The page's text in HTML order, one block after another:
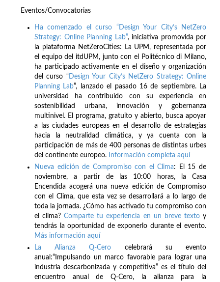
Eventos/Convocatorias
Ha comenzado el curso “Design Your City’s NetZero
Strategy: Online Planning Lab”, iniciativa promovida por
la plataforma NetZeroCities: La UPM, representada por
el equipo del itdUPM, junto con el Politécnico di Milano,
ha participado activamente en el diseño y organización
del curso “Design Your City’s NetZero Strategy: Online
Planning Lab”, lanzado el pasado 16 de septiembre. La
universidad ha contribuido con su experiencia en
sostenibilidad urbana, innovación y gobernanza
multinivel. El programa, gratuito y abierto, busca apoyar
a las ciudades europeas en el desarrollo de estrategias
hacia la neutralidad climática, y ya cuenta con la
participación de más de 400 personas de distintas urbes
del continente europeo.
Información completa aquí
Nueva edición de Compromiso con el Clima: El 15 de
noviembre, a partir de las 10:00 horas, la Casa
Encendida acogerá una nueva edición de Compromiso
con el Clima, que esta vez se desarrollará a lo largo de
toda la jornada. ¿Cómo has activado tu compromiso con
el clima?Comparte tu experiencia en un breve textoy
tendrás la oportunidad de exponerlo durante el evento.
Más información aquí
La Alianza Q-Cero celebrará su evento
anual:“Impulsando un marco favorable para lograr una
industria descarbonizada y competitiva” es el título del
encuentro anual de Q-Cero, la alianza para la